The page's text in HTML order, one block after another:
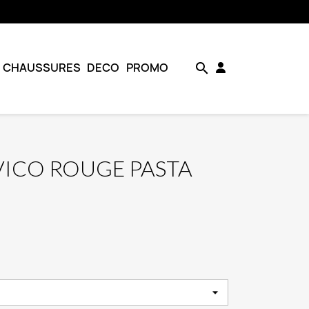
CHAUSSURES DECO PROMO search
ROUGE PASTA